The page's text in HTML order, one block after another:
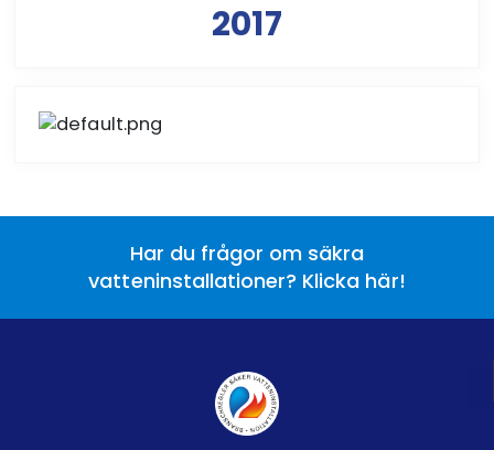
2017
Har du frågor om säkra
vatteninstallationer? Klicka här!